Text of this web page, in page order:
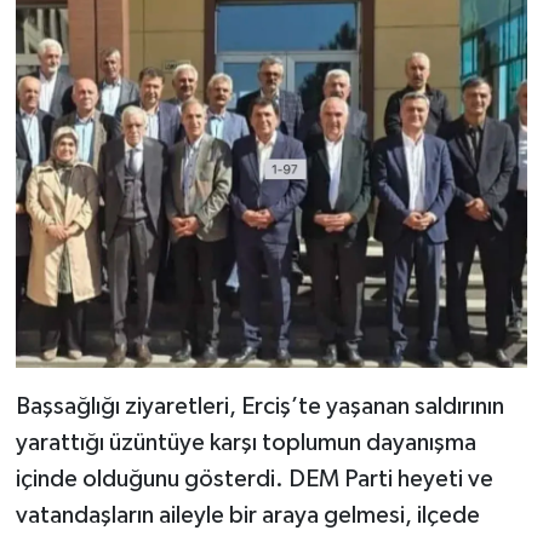
Başsağlığı ziyaretleri, Erciş’te yaşanan saldırının
yarattığı üzüntüye karşı toplumun dayanışma
içinde olduğunu gösterdi. DEM Parti heyeti ve
vatandaşların aileyle bir araya gelmesi, ilçede